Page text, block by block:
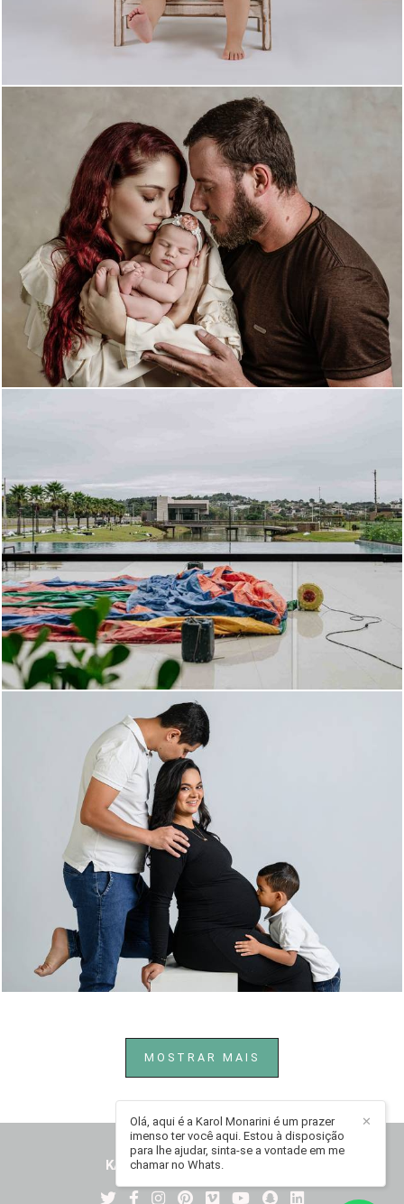
187 0
184 0
216 0
MOSTRAR MAIS
KAROL MONARINI/
✕
Olá, aqui é a Karol Monarini é um prazer
imenso ter você aqui. Estou à disposição
para lhe ajudar, sinta-se a vontade em me
chamar no Whats.